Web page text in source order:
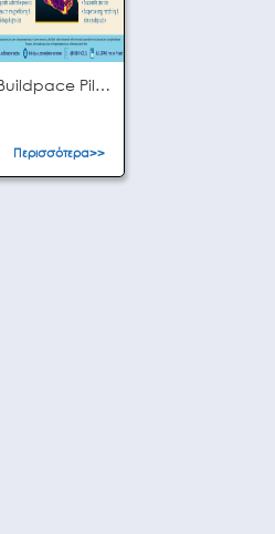
Buildpace Pilot Digital Twin
Περισσότερα>>